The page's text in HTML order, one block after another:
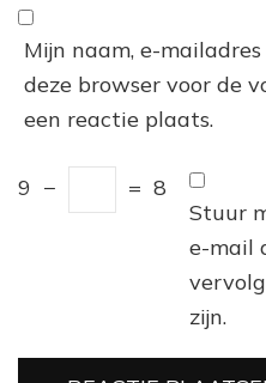
Mijn naam, e-
deze browser voor de
een reactie plaats.
9 − = 8
Stuur
e-mail
zijn.